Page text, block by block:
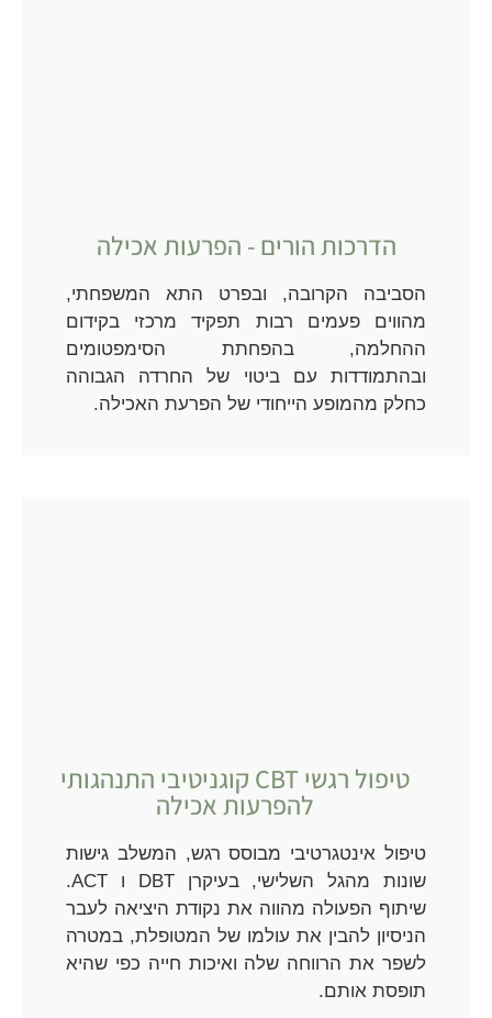
הדרכות הורים - הפרעות אכילה
הסביבה הקרובה, ובפרט התא המשפחתי,
מהווים פעמים רבות תפקיד מרכזי בקידום
ההחלמה, בהפחתת הסימפטומים
ובהתמודדות עם ביטוי של החרדה הגבוהה
כחלק מהמופע הייחודי של הפרעת האכילה.
טיפול רגשי CBT קוגניטיבי התנהגותי
להפרעות אכילה
טיפול אינטגרטיבי מבוסס רגש, המשלב גישות
שונות מהגל השלישי, בעיקרן DBT ו ACT.
שיתוף הפעולה מהווה את נקודת היציאה לעבר
הניסיון להבין את עולמו של המטופלת, במטרה
לשפר את הרווחה שלה ואיכות חייה כפי שהיא
תופסת אותם.